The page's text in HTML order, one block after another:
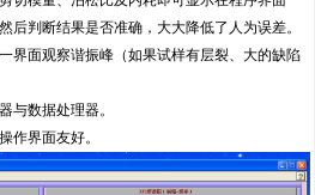
后判断结果是否准确，大大降低了人为误差。
界面观察谐振峰（如果试样有层裂、大的缺陷
与数据处理器。
作界面友好。